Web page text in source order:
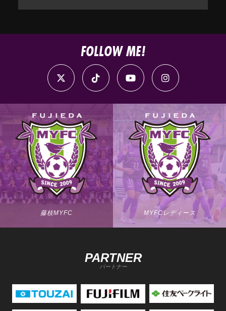
FOLLOW ME!
藤枝MYFC MYFCレディース
PARTNER
パートナー